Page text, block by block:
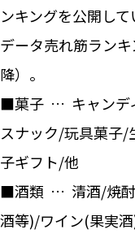
ンキングを公開し
データ売れ筋ラン
降）。
■菓子 … キャンデ
スナック/玩具菓子
子ギフト/他
■酒類 … 清酒/焼酎/
酒等)/ワイン(果実